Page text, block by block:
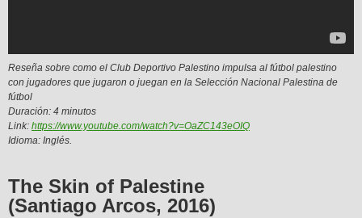
Reseña sobre como el Club Deportivo Palestino impulsa al fútbol palestino
con jugadores que jugaron o juegan en la Selección Nacional Palestina de
fútbol
Duración: 4 minutos
Link: https://www.youtube.com/watch?v=OaZC143eOIQ
Idioma: Inglés.
The Skin of Palestine
(Santiago Arcos, 2016)